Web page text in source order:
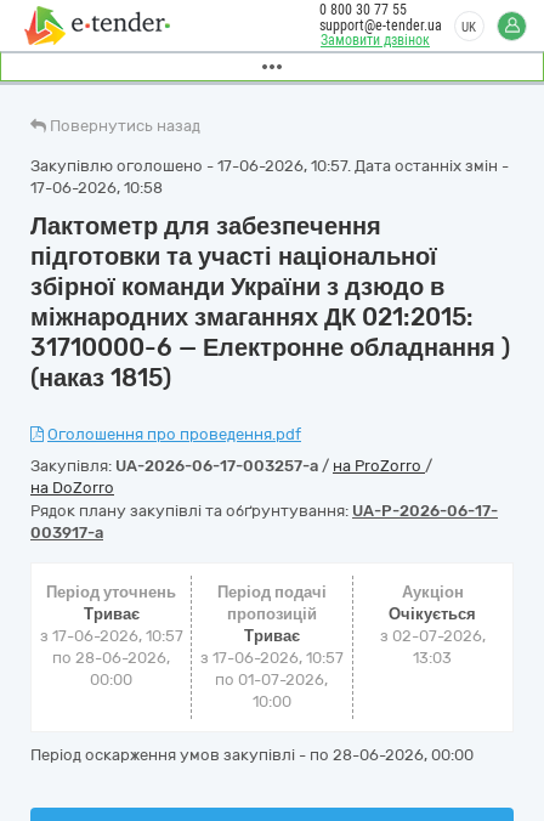
Замовити дзвінок
0 800 30 77 55
support@e-tender.ua
UK
Повернутись назад
Закупівлю оголошено - 17-06-2026, 10:57. Дата останніх змін -
17-06-2026, 10:58
Лактометр для забезпечення
підготовки та участі національної
збірної команди України з дзюдо в
міжнародних змаганнях ДК 021:2015:
31710000-6 — Електронне обладнання )
(наказ 1815)
Оголошення про проведення.pdf
Закупівля: UA-2026-06-17-003257-a / на ProZorro /
на DoZorro
Рядок плану закупівлі та обґрунтування: UA-P-2026-06-17-
003917-a
Період уточнень
Триває
з 17-06-2026, 10:57
по 28-06-2026,
00:00
Період подачі
пропозицій
Триває
з 17-06-2026, 10:57
по 01-07-2026,
10:00
Аукціон
Очікується
з 02-07-2026,
13:03
Період оскарження умов закупівлі - по 28-06-2026, 00:00